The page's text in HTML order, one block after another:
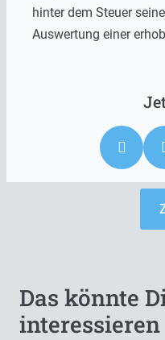
hinter dem Steuer
Auswertung einer
Das könnte
interessieren